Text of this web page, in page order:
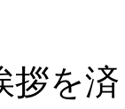
拶を